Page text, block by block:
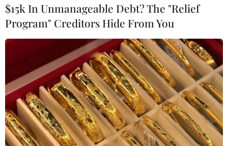
Theo dõi VietnamPlus
TIN LIÊN QUAN
$15k In Unmanageable Debt? The "Relief
Program" Creditors Hide From You